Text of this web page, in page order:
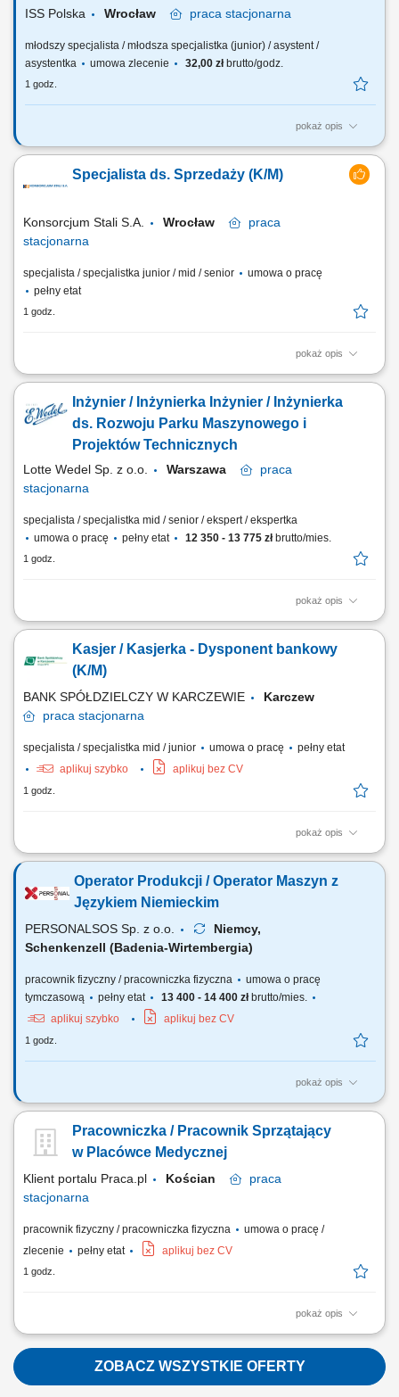
ISS Polska Wrocław praca stacjonarna
młodszy specjalista / młodsza specjalistka (junior) / asystent /
asystentka
umowa zlecenie 32,00 złbrutto/godz.
1 godz.
pokaż opis
Zakres obowiązków: Organizowanie pracy sekretariatu. Odbieranie,
poszczególnych działów administracyjnych oraz wysyłanie i
Specjalista ds. Sprzedaży (K/M)
Konsorcjum Stali S.A. Wrocław
praca
stacjonarna
specjalista / specjalistka junior / mid / senior
umowa o pracę
pełny etat
1 godz.
pokaż opis
Nasze wymagania Umiejętność posługiwania się pakietem MS Office;
organizacji pracy; Łatwość nawiązywania kontaktów; Doświadczenie w
pracy na podobnym stanowisku mile widziane; Prawo jazdy kat.B; Mile
widziane...
Inżynier / Inżynierka Inżynier / Inżynierka
ds. Rozwoju Parku Maszynowego i
Projektów Technicznych
Lotte Wedel Sp. z o.o. Warszawa
praca
stacjonarna
specjalista / specjalistka mid / senior / ekspert / ekspertka
umowa o pracę
pełny etat 12 350 - 13 775 złbrutto/mies.
1 godz.
pokaż opis
Sprawdź mieszankę zadań, które czekają na Ciebie w nowej pracy.
obszaru wdrożeń nowych produktów (NPD), modyfikacji maszyn i
usprawnień procesowych. Zbieranie i strukturyzowanie wymagań
Kasjer / Kasjerka - Dysponent bankowy
(K/M)
BANK SPÓŁDZIELCZY W KARCZEWIE
Karczew
praca stacjonarna
specjalista / specjalistka mid / junior umowa o pracę
pełny etat
aplikuj szybko
aplikuj bez CV
1 godz.
pokaż opis
Zadania: Kompleksowe wykonywanie rozliczeń gotówkowych i
kasy, kontrolowanie autentyczności gotówki oraz sporządzanie
sprawozdań. Prowadzenie rozmów handlowych i proponowanie
Operator Produkcji / Operator Maszyn z
Językiem Niemieckim
PERSONALSOS Sp. z o.o.
Niemcy,
Schenkenzell (Badenia-Wirtembergia)
pracownik fizyczny / pracowniczka fizyczna
umowa o pracę
tymczasową
pełny etat 13 400 - 14 400 złbrutto/mies.
aplikuj szybko
aplikuj bez CV
1 godz.
pokaż opis
Zadania: obsługa nowoczesnych maszyn produkcyjnych; ustawianie
produktów; podstawowa konserwacja i czyszczenie maszyn; transport
materiałów przy użyciu paleciaka lub wózka; praca z prostą
Pracowniczka / Pracownik Sprzątający
w Placówce Medycznej
Klient portalu Praca.pl Kościan
praca
stacjonarna
pracownik fizyczny / pracowniczka fizyczna
umowa o pracę /
zlecenie
pełny etat aplikuj bez CV
1 godz.
pokaż opis
Utrzymywanie czystości w gabinetach lekarskich, dyżurkach oraz innych
pomieszczeniach placówki; Dezynfekcja mebli, łóżek, sprzętu,
sanitariatów i powierzchni płaskich; Zbieranie, segregacja i
przygotowanie odpadów medycznych oraz komunalnych do odbioru;
ZOBACZ WSZYSTKIE OFERTY